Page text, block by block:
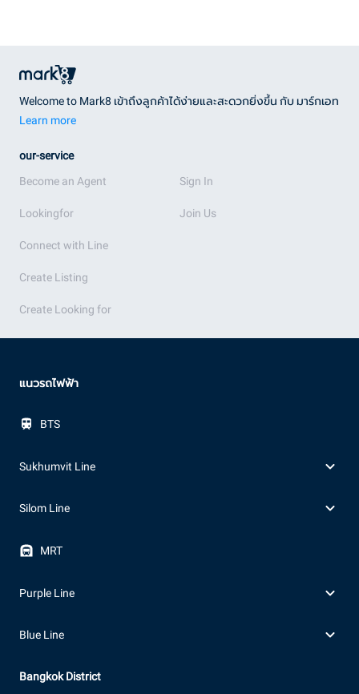
Welcome to Mark8 เข้าถึงลูกค้าได้ง่ายและสะดวกยิ่งขึ้น กับ มาร์กเอท
Learn more
our-service
Become an Agent
Lookingfor
Connect with Line
Create Listing
Create Looking for
Sign In
Join Us
แนวรถไฟฟ้า
BTS
Sukhumvit Line
Silom Line
MRT
Purple Line
Blue Line
Bangkok District